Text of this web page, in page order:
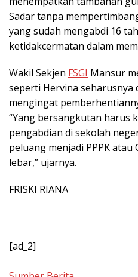
Sadar tanpa
yang sudah mengabdi 16
ketidakcermatan dalam
Wakil Sekjen FSGI Mansur
seperti Hervina seharusnya
mengingat
“Yang bersangkutan harus
pengabdian di sekolah
peluang menjadi PPPK atau
lebar,” ujarnya.
FRISKI RIANA
[ad_2]